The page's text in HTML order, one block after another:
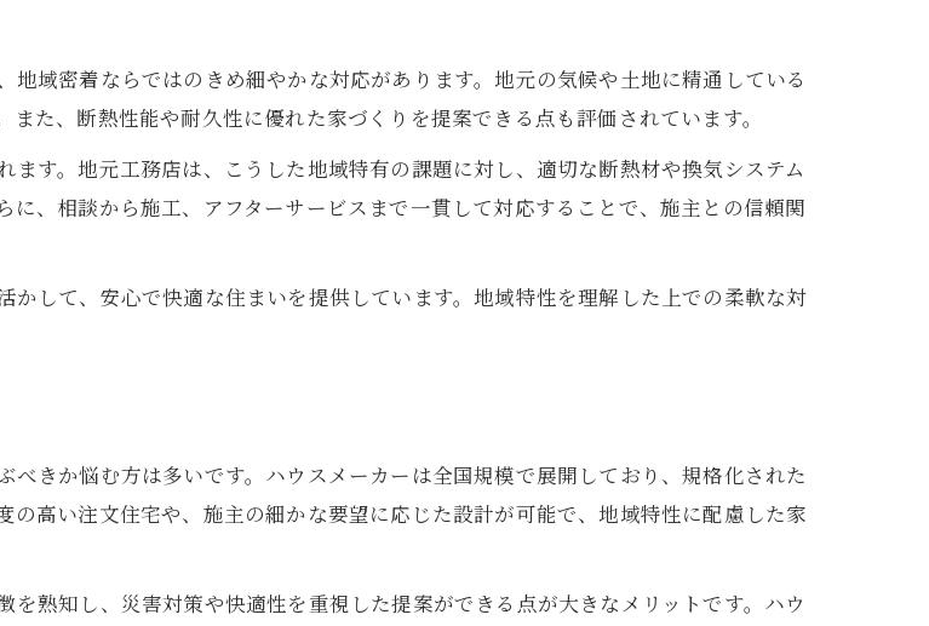
注文住宅に強い工務店の探し方
で押さえたいアフターサービス
の工務店選び実例紹介
で失敗したケースとその教訓
内容から見る工務店の対応力
域密着ならではのきめ細やかな対応があります。地元の気候や土地に精通している
た、断熱性能や耐久性に優れた家づくりを提案できる点も評価されています。
す。地元工務店は、こうした地域特有の課題に対し、適切な断熱材や換気システム
、相談から施工、アフターサービスまで一貫して対応することで、施主との信頼関
して、安心で快適な住まいを提供しています。地域特性を理解した上での柔軟な対
きか悩む方は多いです。ハウスメーカーは全国規模で展開しており、規格化された
高い注文住宅や、施主の細かな要望に応じた設計が可能で、地域特性に配慮した家
熟知し、災害対策や快適性を重視した提案ができる点が大きなメリットです。ハウ